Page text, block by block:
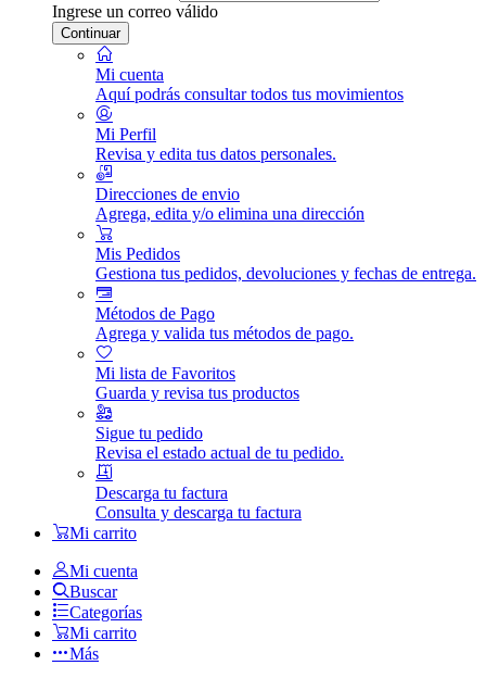
Ingrese un correo válido
Continuar
Mi cuenta
Aquí podrás consultar todos tus movimientos
Mi Perfil
Revisa y edita tus datos personales.
Direcciones de envio
Agrega, edita y/o elimina una dirección
Mis Pedidos
Gestiona tus pedidos, devoluciones y fechas de entrega.
Métodos de Pago
Agrega y valida tus métodos de pago.
Mi lista de Favoritos
Guarda y revisa tus productos
Sigue tu pedido
Revisa el estado actual de tu pedido.
Descarga tu factura
Consulta y descarga tu factura
Mi carrito
Mi cuenta
Buscar
Categorías
Mi carrito
Más